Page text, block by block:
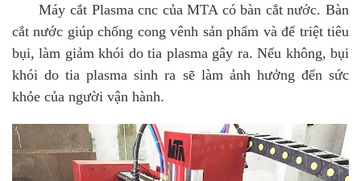
Máy cắt Plasma cnc của MTA có bàn cắt nước. Bàn
cắt nước giúp chống cong vênh sản phẩm và để triệt tiêu
bụi, làm giảm khói do tia plasma gây ra. Nếu không, bụi
khói do tia plasma sinh ra sẽ làm ảnh hưởng đến sức
khỏe của người vận hành.